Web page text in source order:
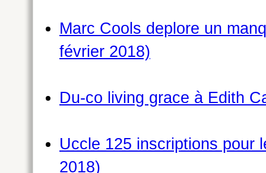
Marc Cools deplore un
février 2018)
Du-co living grace à Edith
Uccle 125 inscriptions pour
2018)